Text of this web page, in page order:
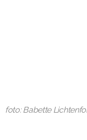
foto: Babette